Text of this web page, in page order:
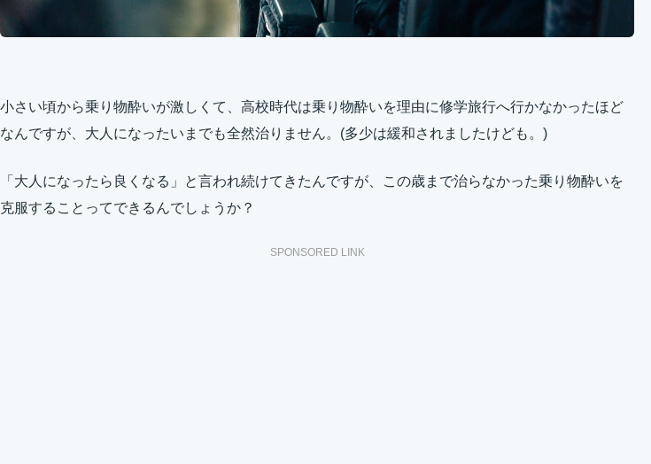
小さい頃から乗り物酔いが激しくて、高校時代は乗り物酔いを理由に修学旅行へ行かなかったほど
なんですが、大人になったいまでも全然治りません。(多少は緩和されましたけども。)
「大人になったら良くなる」と言われ続けてきたんですが、この歳まで治らなかった乗り物酔いを
克服することってできるんでしょうか？
SPONSORED LINK